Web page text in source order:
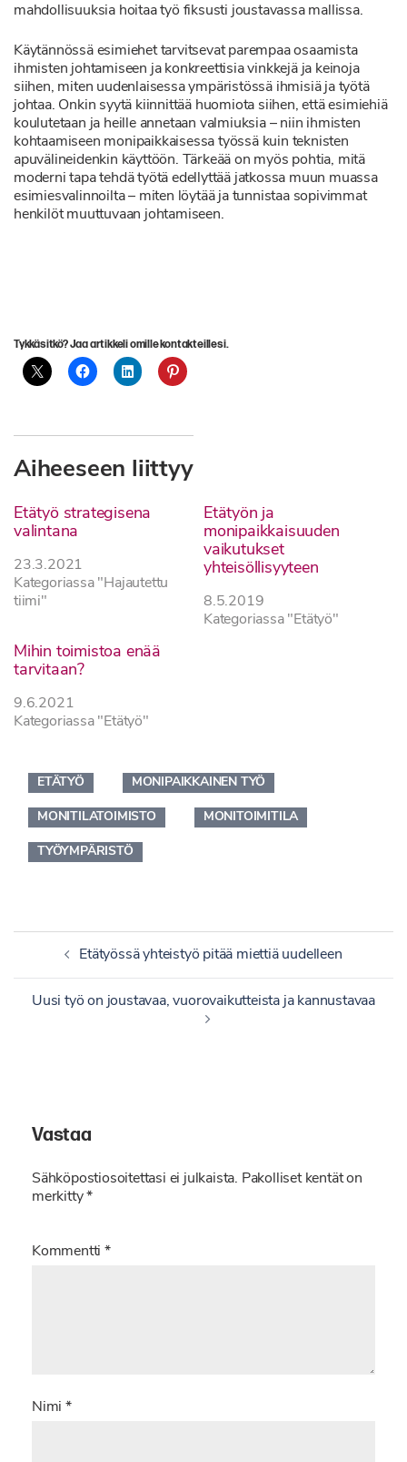
mahdollisuuksia hoitaa työ fiksusti joustavassa mallissa.
Käytännössä esimiehet tarvitsevat parempaa osaamista
ihmisten johtamiseen ja konkreettisia vinkkejä ja keinoja
siihen, miten uudenlaisessa ympäristössä ihmisiä ja työtä
johtaa. Onkin syytä kiinnittää huomiota siihen, että esimiehiä
koulutetaan ja heille annetaan valmiuksia – niin ihmisten
kohtaamiseen monipaikkaisessa työssä kuin teknisten
apuvälineidenkin käyttöön. Tärkeää on myös pohtia, mitä
moderni tapa tehdä työtä edellyttää jatkossa muun muassa
esimiesvalinnoilta – miten löytää ja tunnistaa sopivimmat
henkilöt muuttuvaan johtamiseen.
Tykkäsitkö? Jaa artikkeli omille kontakteillesi.
Aiheeseen liittyy
Etätyö strategisena
valintana
23.3.2021
Kategoriassa "Hajautettu
tiimi"
Etätyön ja
monipaikkaisuuden
vaikutukset
yhteisöllisyyteen
8.5.2019
Kategoriassa "Etätyö"
Mihin toimistoa enää
tarvitaan?
9.6.2021
Kategoriassa "Etätyö"
ETÄTYÖ MONIPAIKKAINEN TYÖ
MONITILATOIMISTO MONITOIMITILA
TYÖYMPÄRISTÖ
Artikkelien
selaus
Etätyössä yhteistyö pitää miettiä uudelleen
Uusi työ on joustavaa, vuorovaikutteista ja kannustavaa
Vastaa
Sähköpostiosoitettasi ei julkaista. Pakolliset kentät on
merkitty*
Kommentti*
Nimi *